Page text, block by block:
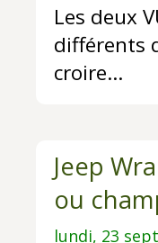
Les deux
différents
croire…
Jeep
ou
lundi, 23